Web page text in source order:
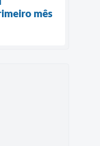
mês